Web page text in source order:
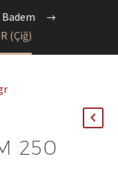
Badem
(Çiğ)
250